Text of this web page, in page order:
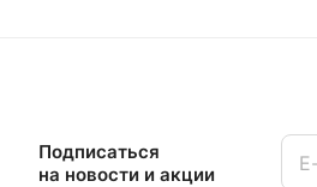
Подписаться
на новости и акции